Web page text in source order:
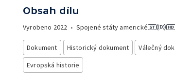
Obsah dílu
Vyrobeno 2022 • Spojené státy americké
Dokument Historický dokument Válečný
Evropská historie